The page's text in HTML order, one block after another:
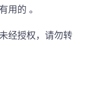
用的 。
经授权，请勿转